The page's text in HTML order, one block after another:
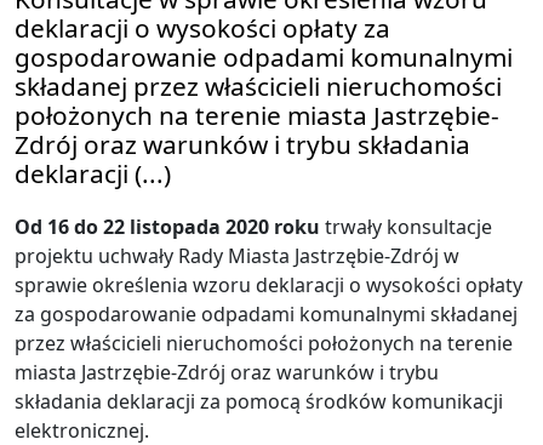
deklaracji o wysokości opłaty za
gospodarowanie odpadami komunalnymi
składanej przez właścicieli nieruchomości
położonych na terenie miasta Jastrzębie-
Zdrój oraz warunków i trybu składania
deklaracji (...)
Od 16 do 22 listopada 2020 roku trwały konsultacje
projektu uchwały Rady Miasta Jastrzębie-Zdrój w
sprawie określenia wzoru deklaracji o wysokości opłaty
za gospodarowanie odpadami komunalnymi składanej
przez właścicieli nieruchomości położonych na terenie
miasta Jastrzębie-Zdrój oraz warunków i trybu
składania deklaracji za pomocą środków komunikacji
elektronicznej.